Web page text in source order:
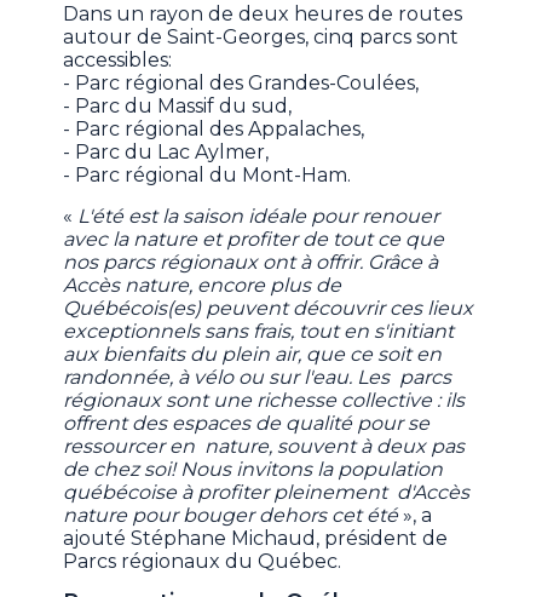
Dans un rayon de deux heures de routes
autour de Saint-Georges, cinq parcs sont
accessibles:
- Parc régional des Grandes-Coulées,
- Parc du Massif du sud,
- Parc régional des Appalaches,
- Parc du Lac Aylmer,
- Parc régional du Mont-Ham.
« L'été est la saison idéale pour renouer
avec la nature et profiter de tout ce que
nos parcs régionaux ont à offrir. Grâce à
Accès nature, encore plus de
Québécois(es) peuvent découvrir ces lieux
exceptionnels sans frais, tout en s'initiant
aux bienfaits du plein air, que ce soit en
randonnée, à vélo ou sur l'eau. Les parcs
régionaux sont une richesse collective : ils
offrent des espaces de qualité pour se
ressourcer en nature, souvent à deux pas
de chez soi! Nous invitons la population
québécoise à profiter pleinement d'Accès
nature pour bouger dehors cet été», a
ajouté Stéphane Michaud, président de
Parcs régionaux du Québec.